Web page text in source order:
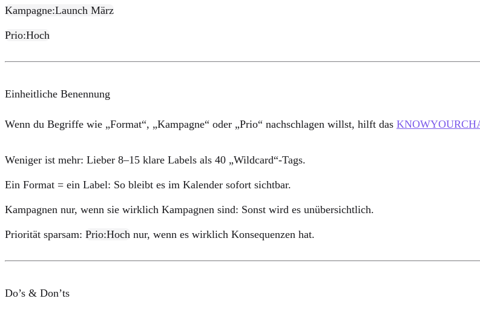
Kampagne:Launch März
Prio:Hoch
Einheitliche Benennung
Wenn du Begriffe wie „Format“, „Kampagne“ oder „Prio“ nachschlagen willst, hilft das
Weniger ist mehr: Lieber 8–15 klare Labels als 40 „Wildcard“-Tags.
Ein Format = ein Label: So bleibt es im Kalender sofort sichtbar.
Kampagnen nur, wenn sie wirklich Kampagnen sind: Sonst wird es unübersichtlich.
Priorität sparsam: Prio:Hoch nur, wenn es wirklich Konsequenzen hat.
Do’s & Don’ts